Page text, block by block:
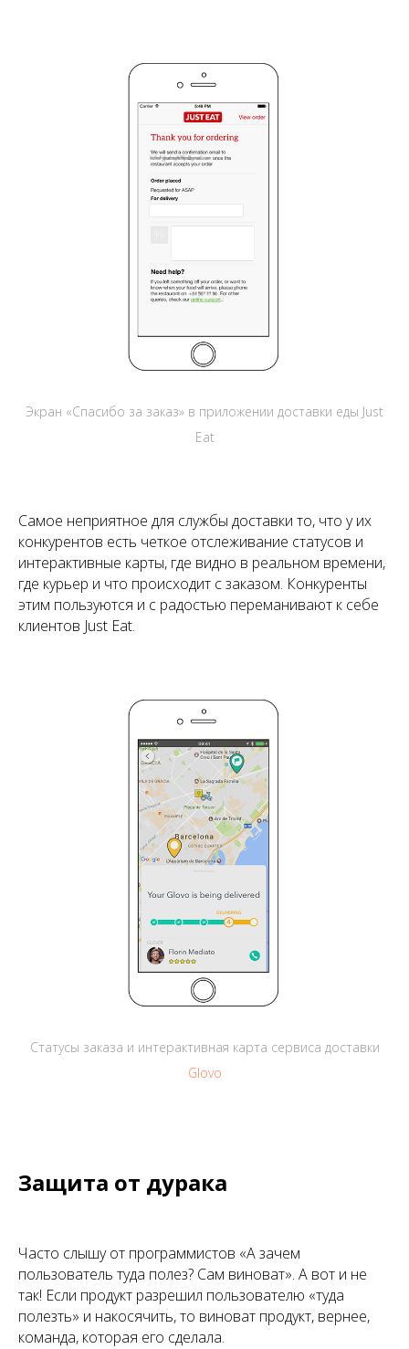
Экран «Спасибо за заказ» в приложении доставки еды Just
Eat
Самое неприятное для службы доставки то, что у их
конкурентов есть четкое отслеживание статусов и
интерактивные карты, где видно в реальном времени,
где курьер и что происходит с заказом. Конкуренты
этим пользуются и с радостью переманивают к себе
клиентов Just Eat.
Статусы заказа и интерактивная карта сервиса доставки
Glovo
Защита от дурака
Часто слышу от программистов «А зачем
пользователь туда полез? Сам виноват». А вот и не
так! Если продукт разрешил пользователю «туда
полезть» и накосячить, то виноват продукт, вернее,
команда, которая его сделала.